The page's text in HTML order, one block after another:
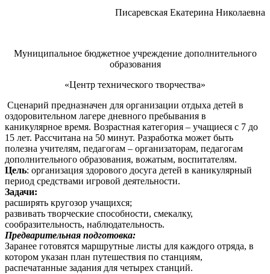
Писаревская Екатерина Николаевна
Муниципальное бюджетное учреждение дополнительного
образования
«Центр технического творчества»
Сценарий предназначен для организации отдыха детей в
оздоровительном лагере дневного пребывания в
каникулярное время. Возрастная категория – учащиеся с 7 до
15 лет. Рассчитана на 50 минут. Разработка может быть
полезна учителям, педагогам – организаторам, педагогам
дополнительного образования, вожатым, воспитателям.
Цель: организация здорового досуга детей в каникулярный
период средствами игровой деятельности.
Задачи:
расширять кругозор учащихся;
развивать творческие способности, смекалку,
сообразительность, наблюдательность.
Предварительная подготовка:
Заранее готовятся маршрутные листы для каждого отряда, в
котором указан план путешествия по станциям,
распечатанные задания для четырех станций.